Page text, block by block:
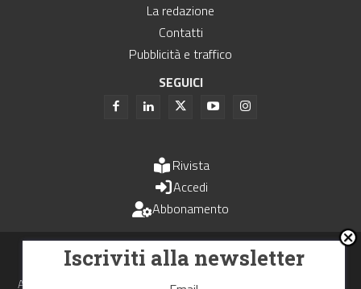
La redazione
Contatti
Pubblicità e traffico
SEGUICI
Rivista
Accedi
Abbonamento
Uomini e Trasporti è un periodico associato all'Unione Stampa
Periodica Italiana - USPI
Autorizzazione del Tribunale di Bologna N.4993 del 15 giugno 1982
Iscriviti alla newsletter